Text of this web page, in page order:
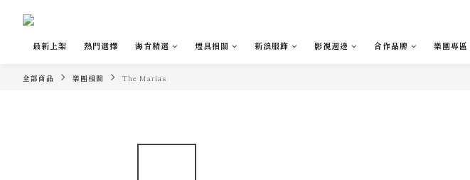
最新上架 熱門選擇 海肯精選 煙具相關 新浪服飾 影視週邊 合作品牌 樂團專區
全部商品 樂團相關 The Marías